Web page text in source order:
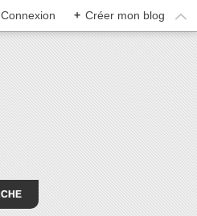
Connexion + Créer mon blog